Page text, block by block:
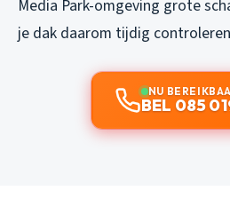
Media Park-omgeving grote
je dak daarom tijdig
NU
BEL 085